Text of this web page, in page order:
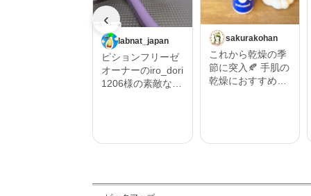
labnat_japan
ピションフリーゼ
オーナーのiro_dori
1206様の素敵な投
最近のお買い物⁡ ⁡🆕
sakurakohan
これから乾燥の季
節に突入🍂 手肌の
乾燥におすすめし
湿を与えるムース
と違って、泡のム
‹